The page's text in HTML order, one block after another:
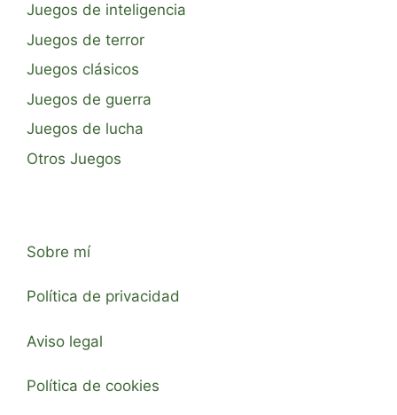
Juegos de inteligencia
Juegos de terror
Juegos clásicos
Juegos de guerra
Juegos de lucha
Otros Juegos
Sobre mí
Política de privacidad
Aviso legal
Política de cookies